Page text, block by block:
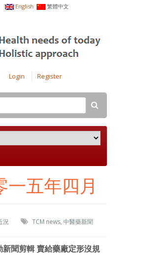
English 繁體中文
Login Register
一五年四月
況 TCM news, 中醫藥新聞
新聞剪輯賣給藥廠定形沒規